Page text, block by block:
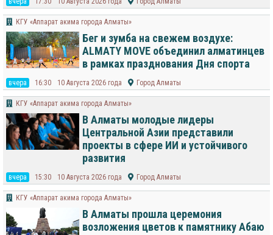
КГУ «Аппарат акима города Алматы»
Бег и зумба на свежем воздухе:
ALMATY MOVE объединил алматинцев
в рамках празднования Дня спорта
вчера 16:30 10 Августа 2026 года Город Алматы
КГУ «Аппарат акима города Алматы»
В Алматы молодые лидеры
Центральной Азии представили
проекты в сфере ИИ и устойчивого
развития
вчера 15:30 10 Августа 2026 года Город Алматы
КГУ «Аппарат акима города Алматы»
В Алматы прошла церемония
возложения цветов к памятнику Абаю